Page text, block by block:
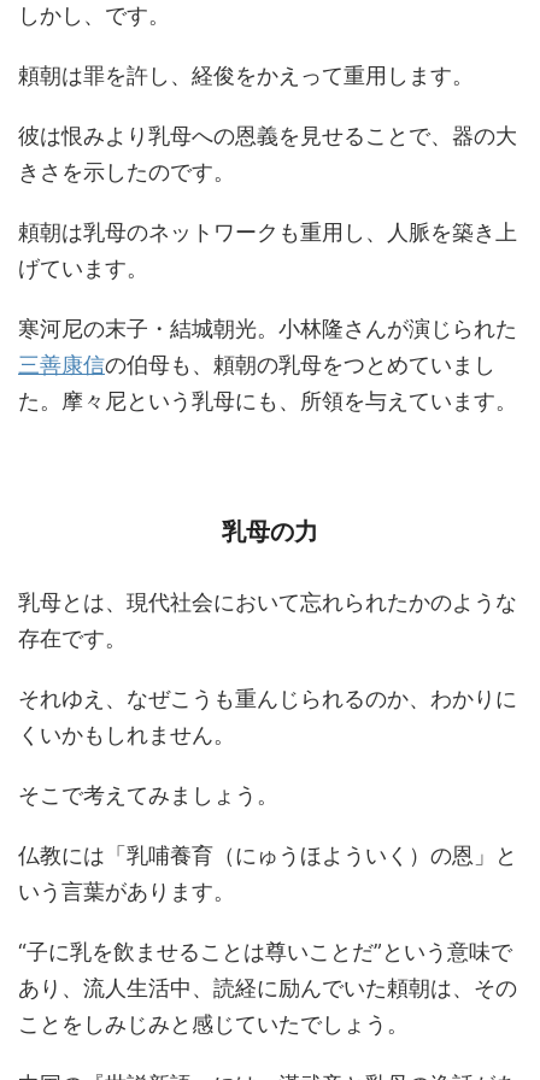
しかし、です。
頼朝は罪を許し、経俊をかえって重用します。
彼は恨みより乳母への恩義を見せることで、器の大
きさを示したのです。
頼朝は乳母のネットワークも重用し、人脈を築き上
げています。
寒河尼の末子・結城朝光。小林隆さんが演じられた
三善康信の伯母も、頼朝の乳母をつとめていまし
た。摩々尼という乳母にも、所領を与えています。
乳母の力
乳母とは、現代社会において忘れられたかのような
存在です。
それゆえ、なぜこうも重んじられるのか、わかりに
くいかもしれません。
そこで考えてみましょう。
仏教には「乳哺養育（にゅうほよういく）の恩」と
いう言葉があります。
“子に乳を飲ませることは尊いことだ”という意味で
あり、流人生活中、読経に励んでいた頼朝は、その
ことをしみじみと感じていたでしょう。